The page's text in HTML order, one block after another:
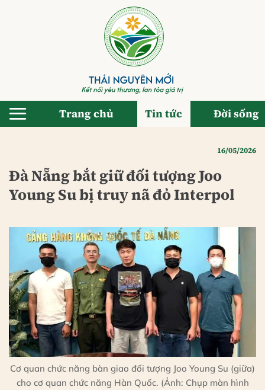
Trang chủ Tin tức Đời sống
16/05/2026
Đà Nẵng bắt giữ đối tượng Joo
Young Su bị truy nã đỏ Interpol
Cơ quan chức năng bàn giao đối tượng Joo Young Su (giữa)
cho cơ quan chức năng Hàn Quốc. (Ảnh: Chụp màn hình